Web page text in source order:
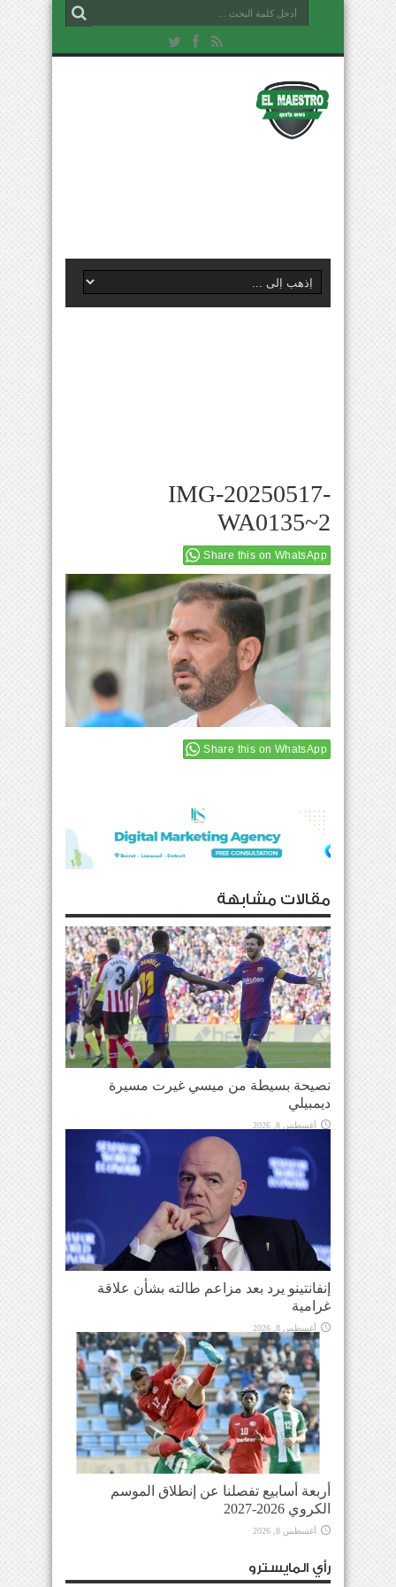
IMG-20250517-
WA0135~2
Share this on WhatsApp
Share this on WhatsApp
مقالات مشابهة
نصيحة بسيطة من ميسي غيرت مسيرة
ديمبيلي
أغسطس 8, 2026
إنفانتينو يرد بعد مزاعم طالته بشأن علاقة
غرامية
أغسطس 8, 2026
أربعة أسابيع تفصلنا عن إنطلاق الموسم
الكروي 2026-2027
أغسطس 8, 2026
رأي المايسترو